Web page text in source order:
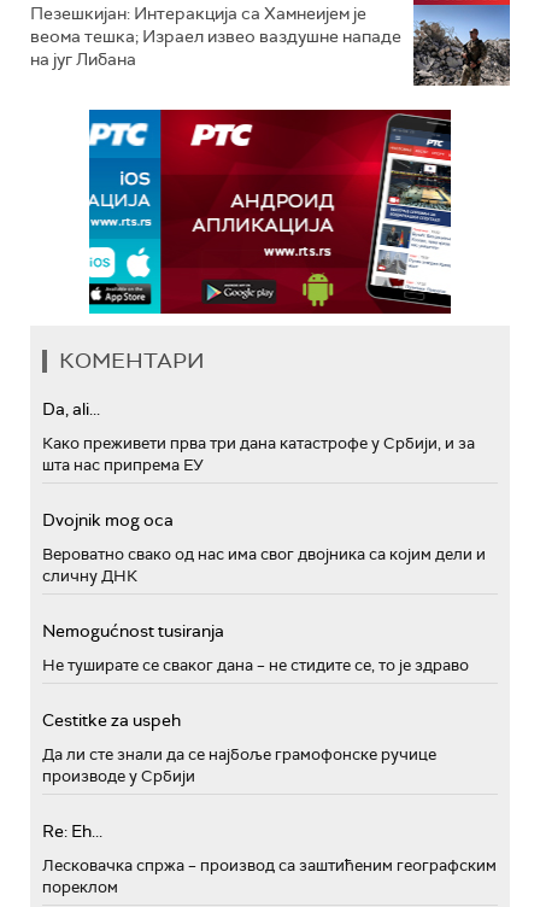
Пезешкијан: Интеракција са Хамнеијем је
веома тешка; Израел извео ваздушне нападе
на југ Либана
КОМЕНТАРИ
Da, ali...
Како преживети прва три дана катастрофе у Србији, и за
шта нас припрема ЕУ
Dvojnik mog oca
Вероватно свако од нас има свог двојника са којим дели и
сличну ДНК
Nemogućnost tusiranja
Не туширате се сваког дана – не стидите се, то је здраво
Cestitke za uspeh
Да ли сте знали да се најбоље грамофонске ручице
производе у Србији
Re: Eh...
Лесковачка спржа – производ са заштићеним географским
пореклом